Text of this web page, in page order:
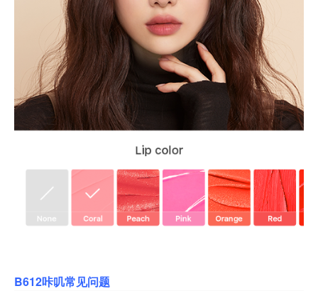
B612咔叽常见问题